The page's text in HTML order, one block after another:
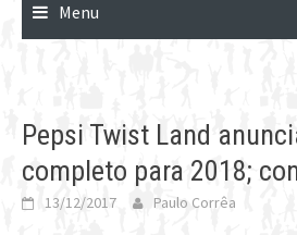
Menu
Pepsi Twist Land
completo para 2018;
13/12/2017 Paulo Corrêa